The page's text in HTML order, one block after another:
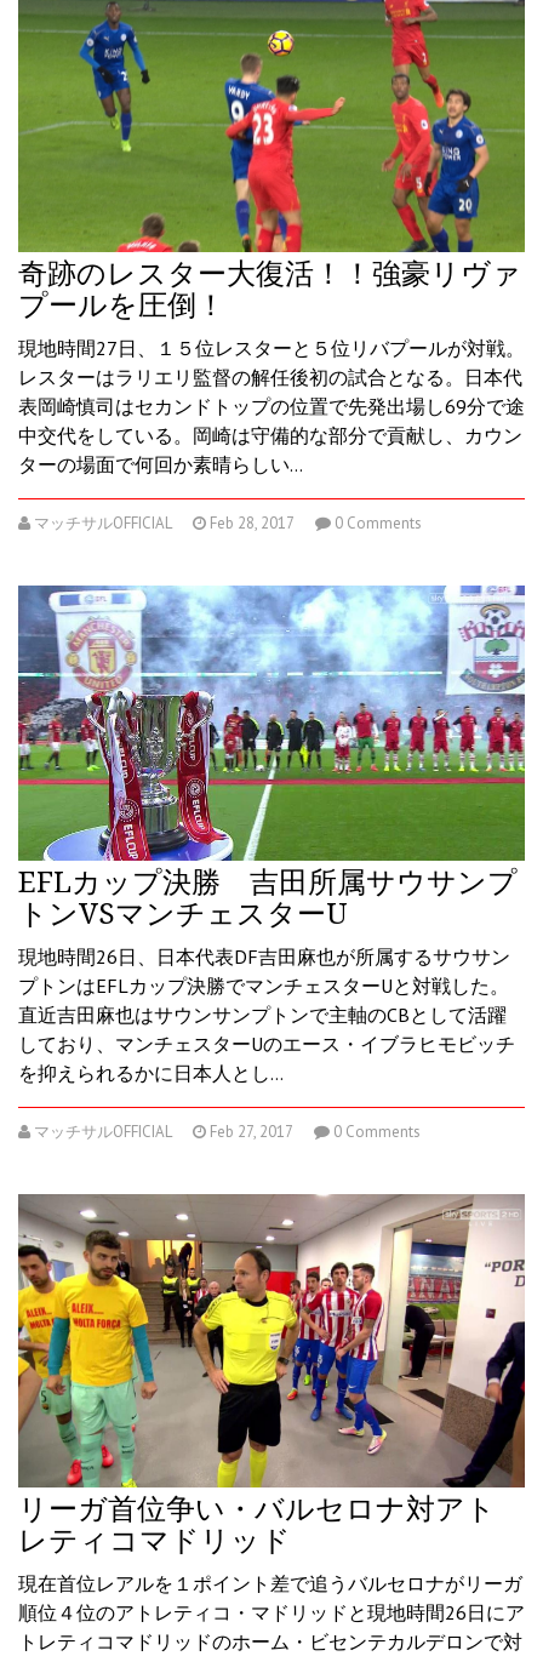
奇跡のレスター大復活！！強豪リヴァ
プールを圧倒！
現地時間27日、１５位レスターと５位リバプールが対戦。
レスターはラリエリ監督の解任後初の試合となる。日本代
表岡崎慎司はセカンドトップの位置で先発出場し69分で途
中交代をしている。岡崎は守備的な部分で貢献し、カウン
ターの場面で何回か素晴らしい…
マッチサルOFFICIAL Feb 28, 2017 0 Comments
EFLカップ決勝 吉田所属サウサンプ
トンVSマンチェスターU
現地時間26日、日本代表DF吉田麻也が所属するサウサン
プトンはEFLカップ決勝でマンチェスターUと対戦した。
直近吉田麻也はサウンサンプトンで主軸のCBとして活躍
しており、マンチェスターUのエース・イブラヒモビッチ
を抑えられるかに日本人とし…
マッチサルOFFICIAL Feb 27, 2017 0 Comments
リーガ首位争い・バルセロナ対アト
レティコマドリッド
現在首位レアルを１ポイント差で追うバルセロナがリーガ
順位４位のアトレティコ・マドリッドと現地時間26日にア
トレティコマドリッドのホーム・ビセンテカルデロンで対